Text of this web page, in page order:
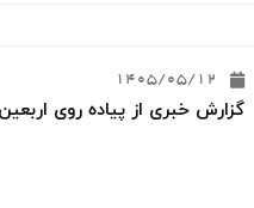
1405/05/12
گزارش خبری از پیاده روی اربعین